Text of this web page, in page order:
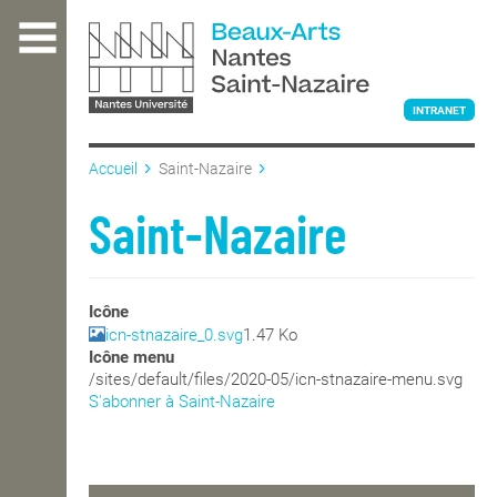
contenu
L'ÉCOLE
ENSEIGNEMENT
INTERNATIONAL
INTRANET
Accueil Saint-Nazaire
Saint-Nazaire
Icône
icn-stnazaire_0.svg1.47 Ko
Icône menu
/sites/default/files/2020-05/icn-stnazaire-menu.svg
S'abonner à Saint-Nazaire